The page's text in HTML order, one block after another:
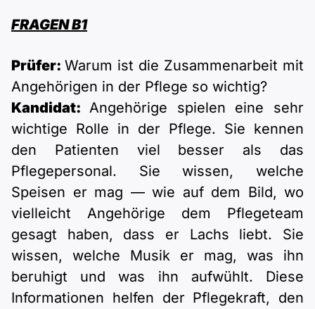
FRAGEN B1
Prüfer: Warum ist die Zusammenarbeit mit
Angehörigen in der Pflege so wichtig?
Kandidat: Angehörige spielen eine sehr
wichtige Rolle in der Pflege. Sie kennen
den Patienten viel besser als das
Pflegepersonal. Sie wissen, welche
Speisen er mag — wie auf dem Bild, wo
vielleicht Angehörige dem Pflegeteam
gesagt haben, dass er Lachs liebt. Sie
wissen, welche Musik er mag, was ihn
beruhigt und was ihn aufwühlt. Diese
Informationen helfen der Pflegekraft, den